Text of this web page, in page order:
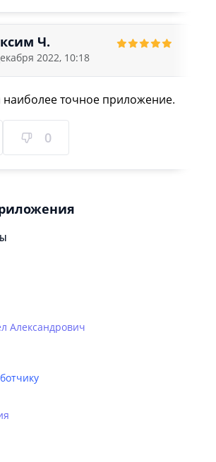
Ч.
2022, 10:18
точное приложение.
0
Александрович